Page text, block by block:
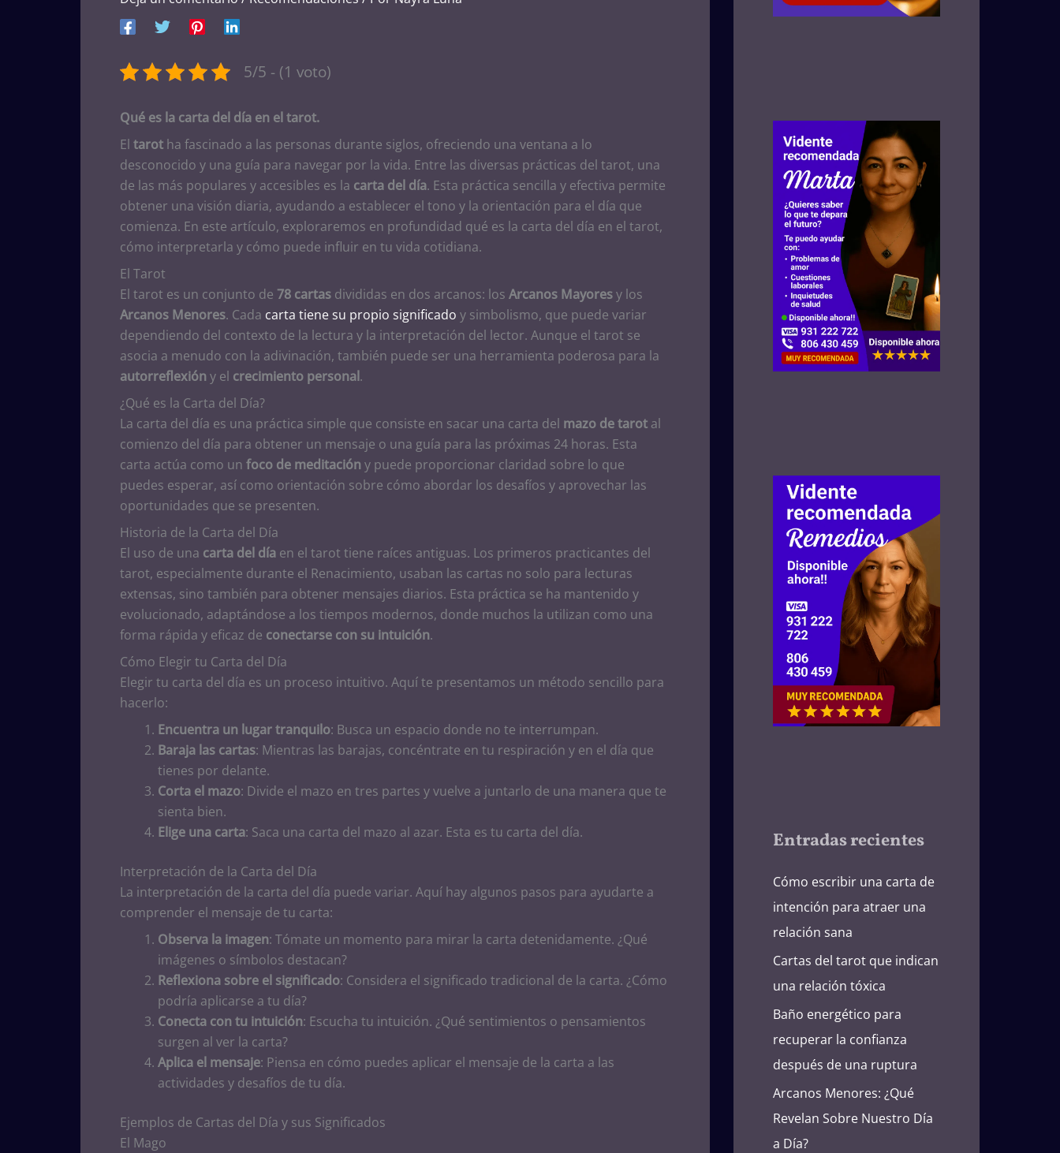
5/5 - (1 voto)
Qué es la carta del día en el tarot.
El tarot ha fascinado a las personas durante siglos, ofreciendo una ventana a lo
desconocido y una guía para navegar por la vida. Entre las diversas prácticas del tarot, una
de las más populares y accesibles es la carta del día. Esta práctica sencilla y efectiva permite
obtener una visión diaria, ayudando a establecer el tono y la orientación para el día que
comienza. En este artículo, exploraremos en profundidad qué es la carta del día en el tarot,
cómo interpretarla y cómo puede influir en tu vida cotidiana.
El Tarot
El tarot es un conjunto de 78 cartas divididas en dos arcanos: los Arcanos Mayoresy los
Arcanos Menores. Cada carta tiene su propio significado y simbolismo, que puede variar
dependiendo del contexto de la lectura y la interpretación del lector. Aunque el tarot se
asocia a menudo con la adivinación, también puede ser una herramienta poderosa para la
autorreflexión y el crecimiento personal.
¿Qué es la Carta del Día?
La carta del día es una práctica simple que consiste en sacar una carta del mazo de tarot al
comienzo del día para obtener un mensaje o una guía para las próximas 24 horas. Esta
carta actúa como un foco de meditación y puede proporcionar claridad sobre lo que
puedes esperar, así como orientación sobre cómo abordar los desafíos y aprovechar las
oportunidades que se presenten.
Historia de la Carta del Día
El uso de una carta del día en el tarot tiene raíces antiguas. Los primeros practicantes del
tarot, especialmente durante el Renacimiento, usaban las cartas no solo para lecturas
extensas, sino también para obtener mensajes diarios. Esta práctica se ha mantenido y
evolucionado, adaptándose a los tiempos modernos, donde muchos la utilizan como una
forma rápida y eficaz de conectarse con su intuición.
Cómo Elegir tu Carta del Día
Elegir tu carta del día es un proceso intuitivo. Aquí te presentamos un método sencillo para
hacerlo:
Encuentra un lugar tranquilo: Busca un espacio donde no te interrumpan.
Baraja las cartas: Mientras las barajas, concéntrate en tu respiración y en el día que
tienes por delante.
Corta el mazo: Divide el mazo en tres partes y vuelve a juntarlo de una manera que te
sienta bien.
Elige una carta: Saca una carta del mazo al azar. Esta es tu carta del día.
Interpretación de la Carta del Día
La interpretación de la carta del día puede variar. Aquí hay algunos pasos para ayudarte a
comprender el mensaje de tu carta:
Observa la imagen: Tómate un momento para mirar la carta detenidamente. ¿Qué
imágenes o símbolos destacan?
Reflexiona sobre el significado: Considera el significado tradicional de la carta. ¿Cómo
podría aplicarse a tu día?
Conecta con tu intuición: Escucha tu intuición. ¿Qué sentimientos o pensamientos
surgen al ver la carta?
Aplica el mensaje: Piensa en cómo puedes aplicar el mensaje de la carta a las
actividades y desafíos de tu día.
Ejemplos de Cartas del Día y sus Significados
El Mago
Entradas recientes
Cómo escribir una carta de
intención para atraer una
relación sana
Cartas del tarot que indican
una relación tóxica
Baño energético para
recuperar la confianza
después de una ruptura
Arcanos Menores: ¿Qué
Revelan Sobre Nuestro Día
a Día?